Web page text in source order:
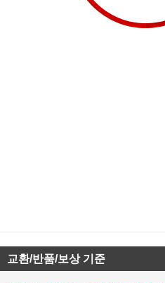
교환/반품/보상 기준